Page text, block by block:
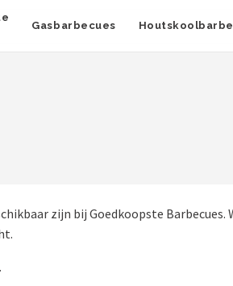
Gasbarbecues
zijn bij Goedkoopste Barbecues.
.